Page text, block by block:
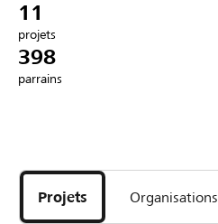
Se connecter
DE FR IT
11
projets
398
parrains
les
projets
et
Projets Organisations